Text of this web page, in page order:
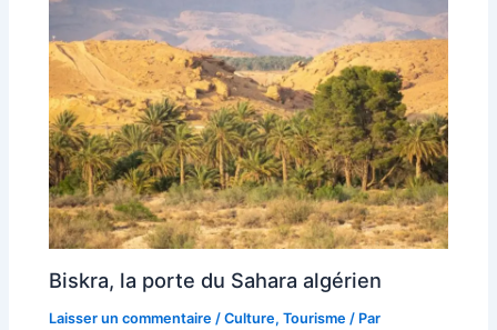
Biskra, la porte du Sahara algérien
Laisser un commentaire /Culture,Tourisme / Par